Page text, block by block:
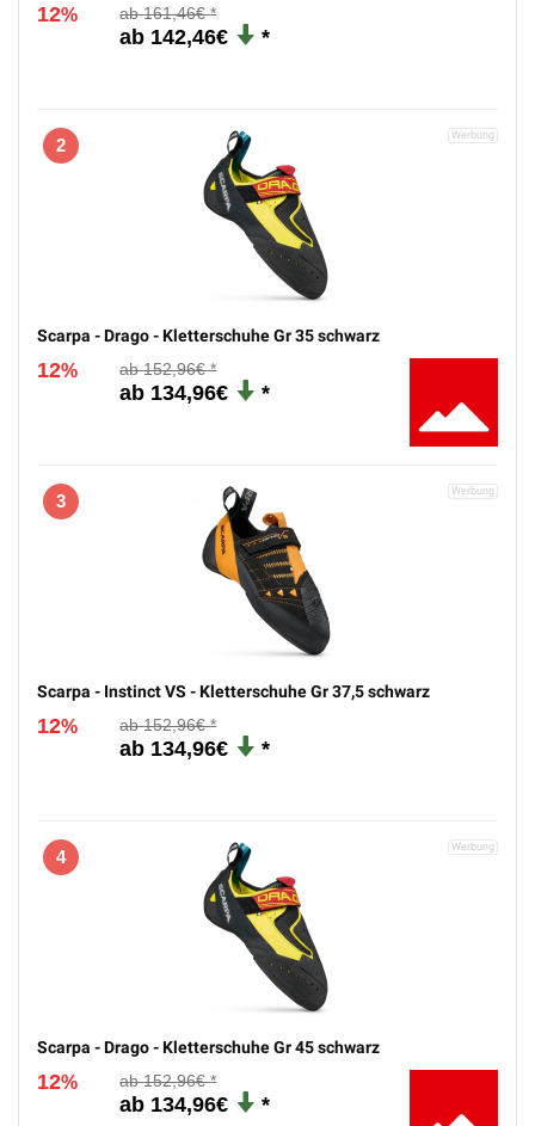
12% 161,46€
142,46€
2
Scarpa - Drago - Kletterschuhe Gr 35 schwarz
12% 152,96€
134,96€
3
Scarpa - Instinct VS - Kletterschuhe Gr 37,5 schwarz
12% 152,96€
134,96€
4
Scarpa - Drago - Kletterschuhe Gr 45 schwarz
12% 152,96€
134,96€